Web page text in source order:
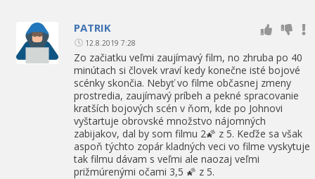
PATRIK
12.8.2019 7:28
Zo začiatku veľmi zaujímavý film, no zhruba po 40
minútach si človek vraví kedy konečne isté bojové
scénky skončia. Nebyť vo filme občasnej zmeny
prostredia, zaujímavý príbeh a pekné spracovanie
kratších bojových scén v ňom, kde po Johnovi
vyštartuje obrovské množstvo nájomných
zabijakov, dal by som filmu 2🌠 z 5. Keďže sa však
aspoň týchto zopár kladných veci vo filme vyskytuje
tak filmu dávam s veľmi ale naozaj veľmi
prižmúrenými očami 3,5 🌠 z 5.